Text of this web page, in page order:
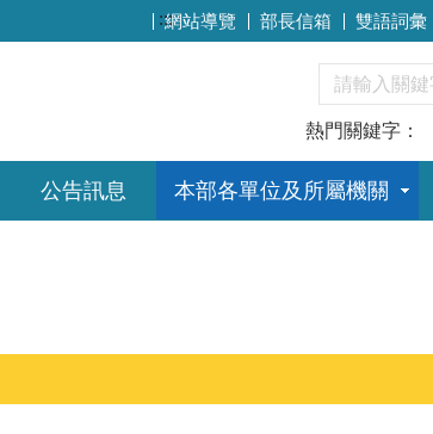
:::網站導覽 部長信箱 雙語詞彙
熱門關鍵字：
公告訊息 本部各單位及所屬機關